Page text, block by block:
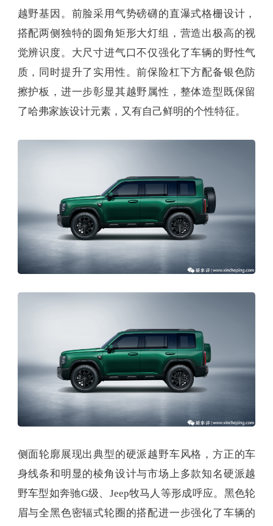
越野基因。前脸采用气势磅礴的直瀑式格栅设计，
搭配两侧独特的圆角矩形大灯组，营造出极高的视
觉辨识度。大尺寸进气口不仅强化了车辆的野性气
质，同时提升了实用性。前保险杠下方配备银色防
擦护板，进一步彰显其越野属性，整体造型既保留
了哈弗家族设计元素，又有自己鲜明的个性特征。
侧面轮廓展现出典型的硬派越野车风格，方正的车
身线条和明显的棱角设计与市场上多款知名硬派越
野车型如奔驰G级、Jeep牧马人等形成呼应。黑色轮
眉与全黑色密辐式轮圈的搭配进一步强化了车辆的